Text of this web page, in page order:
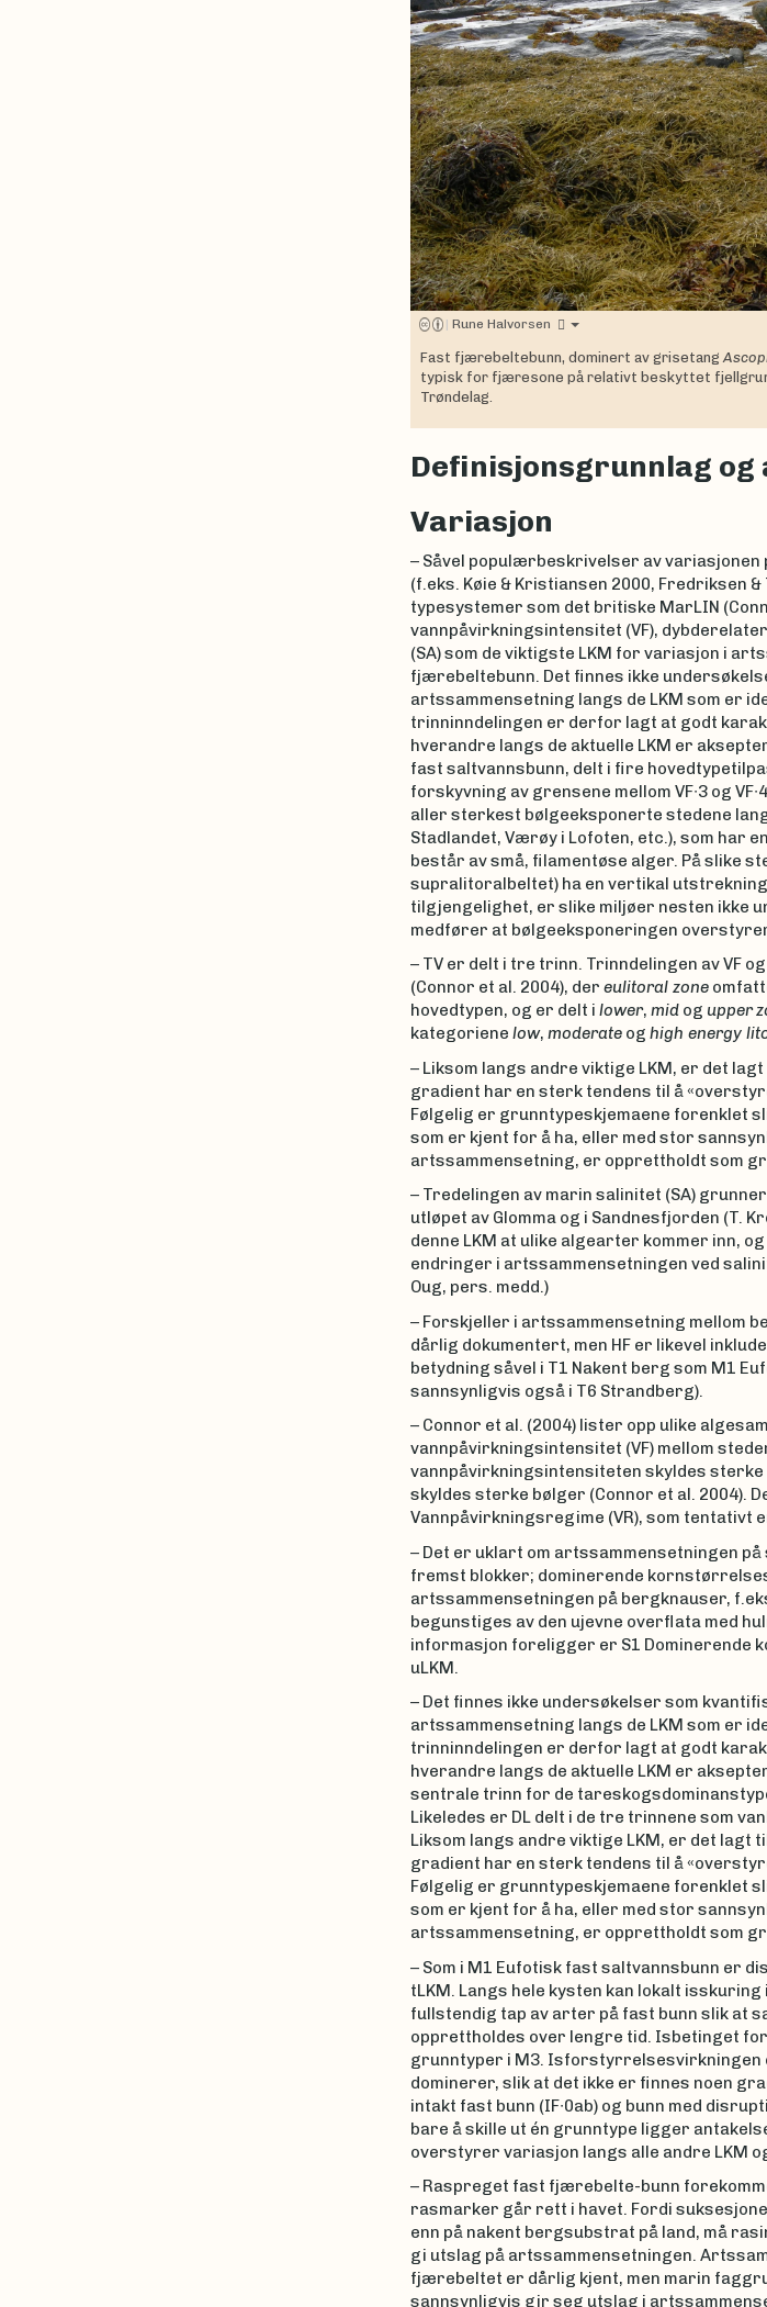
| Rune Halvorsen
Fast fjærebeltebunn, dominert av grisetang
typisk for fjæresone på relativt beskyttet
Trøndelag.
Definisjonsgrunnlag og
Variasjon
– Såvel populærbeskrivelser av variasjonen
(f.eks. Køie & Kristiansen 2000, Fredriksen
typesystemer som det britiske MarLIN
vannpåvirkningsintensitet (VF),
(SA) som de viktigste LKM for variasjon i
fjærebeltebunn. Det finnes ikke
artssammensetning langs de LKM som er
trinninndelingen er derfor lagt at godt
hverandre langs de aktuelle LKM er
fast saltvannsbunn, delt i fire
forskyvning av grensene mellom VF∙3 og
aller sterkest bølgeeksponerte stedene
Stadlandet, Værøy i Lofoten, etc.), som har
består av små, filamentøse alger. På slike
supralitoralbeltet) ha en vertikal utstrekning
tilgjengelighet, er slike miljøer nesten ikke
medfører at bølgeeksponeringen
– TV er delt i tre trinn. Trinndelingen av VF
(Connor et al. 2004), der eulitoral zone
hovedtypen, og er delt i lower, midog upper
kategoriene low, moderateog high energy
– Liksom langs andre viktige LKM, er det
gradient har en sterk tendens til å
Følgelig er grunntypeskjemaene forenklet
som er kjent for å ha, eller med stor
artssammensetning, er opprettholdt som
– Tredelingen av marin salinitet (SA)
utløpet av Glomma og i Sandnesfjorden (T.
denne LKM at ulike algearter kommer inn,
endringer i artssammensetningen ved
Oug, pers. medd.)
– Forskjeller i artssammensetning mellom
dårlig dokumentert, men HF er likevel
betydning såvel i T1 Nakent berg som M1
sannsynligvis også i T6 Strandberg).
– Connor et al. (2004) lister opp ulike
vannpåvirkningsintensitet (VF) mellom
vannpåvirkningsintensiteten skyldes
skyldes sterke bølger (Connor et al. 2004).
Vannpåvirkningsregime (VR), som tentativt
– Det er uklart om artssammensetningen
fremst blokker; dominerende
artssammensetningen på bergknauser,
begunstiges av den ujevne overflata med
informasjon foreligger er S1 Dominerende
uLKM.
– Det finnes ikke undersøkelser som
artssammensetning langs de LKM som er
trinninndelingen er derfor lagt at godt
hverandre langs de aktuelle LKM er
sentrale trinn for de
Likeledes er DL delt i de tre trinnene som
Liksom langs andre viktige LKM, er det lagt
gradient har en sterk tendens til å
Følgelig er grunntypeskjemaene forenklet
som er kjent for å ha, eller med stor
artssammensetning, er opprettholdt som
– Som i M1 Eufotisk fast saltvannsbunn er
tLKM. Langs hele kysten kan lokalt
fullstendig tap av arter på fast bunn slik at
opprettholdes over lengre tid. Isbetinget
grunntyper i M3. Isforstyrrelsesvirkningen
dominerer, slik at det ikke er finnes noen
intakt fast bunn (IF∙0ab) og bunn med
bare å skille ut én grunntype ligger
overstyrer variasjon langs alle andre LKM
– Raspreget fast fjærebelte-bunn
rasmarker går rett i havet. Fordi
enn på nakent bergsubstrat på land, må
gi utslag på artssammensetningen.
fjærebeltet er dårlig kjent, men marin
sannsynligvis gir seg utslag i